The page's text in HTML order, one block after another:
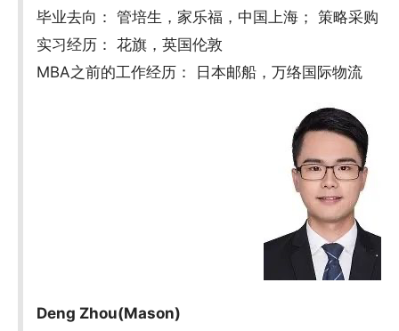
毕业去向： 管培生，家乐福，中国上海； 策略采购
实习经历： 花旗，英国伦敦
MBA之前的工作经历： 日本邮船，万络国际物流
Deng Zhou(Mason)